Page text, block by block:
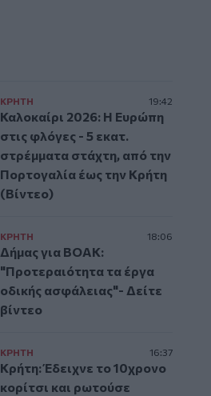
ΚΡΗΤΗ 19:42
Καλοκαίρι 2026: Η Ευρώπη
στις φλόγες - 5 εκατ.
στρέμματα στάχτη, από την
Πορτογαλία έως την Κρήτη
(Βίντεο)
ΚΡΗΤΗ 18:06
Δήμας για ΒΟΑΚ:
"Προτεραιότητα τα έργα
οδικής ασφάλειας"- Δείτε
βίντεο
ΚΡΗΤΗ 16:37
Κρήτη: Έδειχνε το 10χρονο
κορίτσι και ρωτούσε